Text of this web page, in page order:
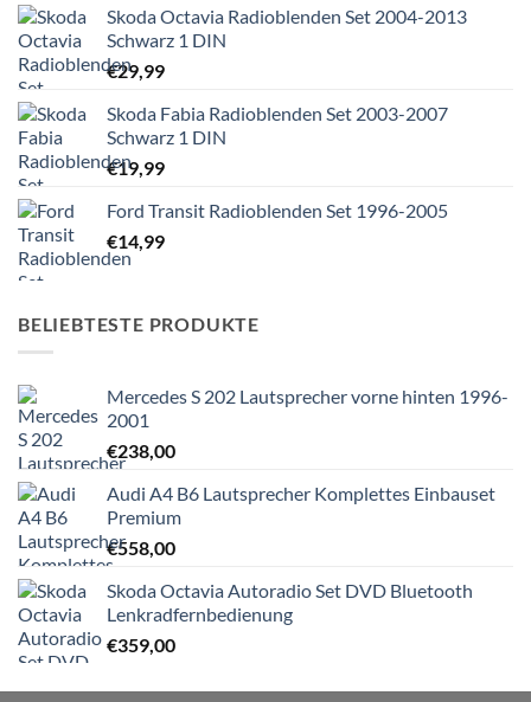
Skoda Octavia Radioblenden Set 2004-2013
Schwarz 1 DIN
€29,99
Skoda Fabia Radioblenden Set 2003-2007
Schwarz 1 DIN
€19,99
Ford Transit Radioblenden Set 1996-2005
€14,99
BELIEBTESTE PRODUKTE
Mercedes S 202 Lautsprecher vorne hinten 1996-
2001
€238,00
Audi A4 B6 Lautsprecher Komplettes Einbauset
Premium
€558,00
Skoda Octavia Autoradio Set DVD Bluetooth
Lenkradfernbedienung
€359,00